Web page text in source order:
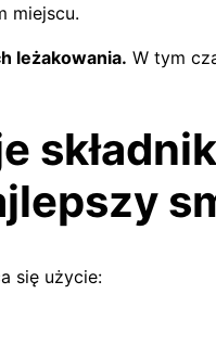
miejscu.
leżakowania. W tym
się użycie: